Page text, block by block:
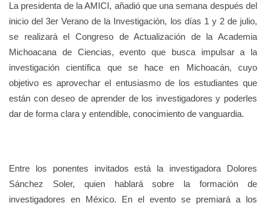
La presidenta de la AMICI, añadió que una semana después del
inicio del 3er Verano de la Investigación, los días 1 y 2 de julio,
se realizará el Congreso de Actualización de la Academia
Michoacana de Ciencias, evento que busca impulsar a la
investigación científica que se hace en Michoacán, cuyo
objetivo es aprovechar el entusiasmo de los estudiantes que
están con deseo de aprender de los investigadores y poderles
dar de forma clara y entendible, conocimiento de vanguardia.
Entre los ponentes invitados está la investigadora Dolores
Sánchez Soler, quien hablará sobre la formación de
investigadores en México. En el evento se premiará a los